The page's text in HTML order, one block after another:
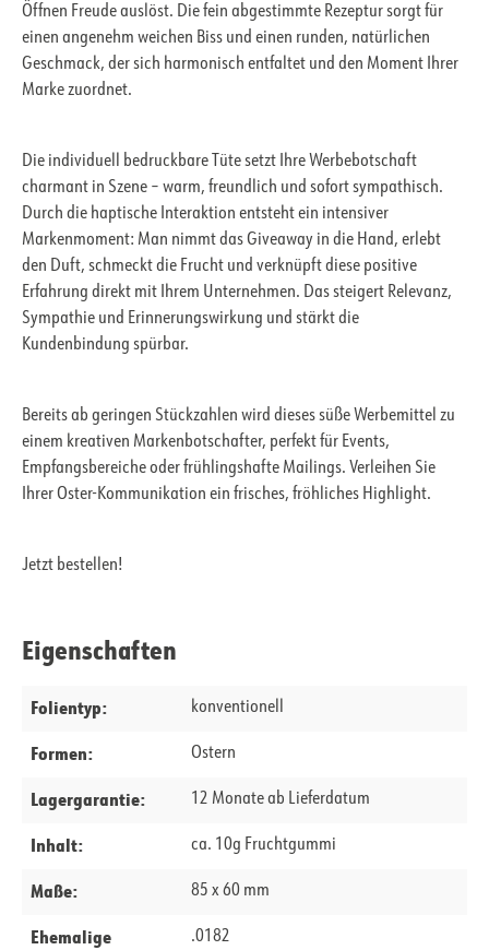
Öffnen Freude auslöst. Die fein abgestimmte Rezeptur sorgt für
einen angenehm weichen Biss und einen runden, natürlichen
Geschmack, der sich harmonisch entfaltet und den Moment Ihrer
Marke zuordnet.
Die individuell bedruckbare Tüte setzt Ihre Werbebotschaft
charmant in Szene – warm, freundlich und sofort sympathisch.
Durch die haptische Interaktion entsteht ein intensiver
Markenmoment: Man nimmt das Giveaway in die Hand, erlebt
den Duft, schmeckt die Frucht und verknüpft diese positive
Erfahrung direkt mit Ihrem Unternehmen. Das steigert Relevanz,
Sympathie und Erinnerungswirkung und stärkt die
Kundenbindung spürbar.
Bereits ab geringen Stückzahlen wird dieses süße Werbemittel zu
einem kreativen Markenbotschafter, perfekt für Events,
Empfangsbereiche oder frühlingshafte Mailings. Verleihen Sie
Ihrer Oster-Kommunikation ein frisches, fröhliches Highlight.
Jetzt bestellen!
Eigenschaften
Folientyp: konventionell
Formen: Ostern
Lagergarantie: 12 Monate ab Lieferdatum
Inhalt: ca. 10g Fruchtgummi
Maße: 85 x 60 mm
Ehemalige
.0182